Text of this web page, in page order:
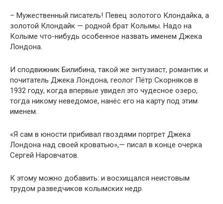
– Мужественный писатель! Певец золотого Клон­дайка, а
золотой Клондайк — родной брат Колымы. На­до на
Колыме что-нибудь особенное назвать именем Джека
Лондона.
И сподвижник Билибина, такой же энтузиаст, роман­тик и
почитатель Джека Лондона, геолог Пётр Скорня­ков в
1932 году, когда впервые увидел это чудесное озе­ро,
тогда никому неведомое, нанёс его на карту под этим
именем.
«Я сам в юности прибивал гвоздями портрет Джека
Лондона над своей кроватью»,— писал в конце очерка
Сергей Наровчатов.
К этому можно добавить: и восхищался неистовым
трудом разведчиков колымских недр.